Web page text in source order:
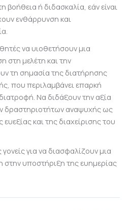
ή διδασκαλία, εάν είναι
ενθάρρυνση και
να υιοθετήσουν μια
στη μελέτη και την
τη σημασία της διατήρησης
που περιλαμβάνει επαρκή
Να διδάξουν την αξία
δραστηριοτήτων αναψυχής ως
και της διαχείρισης του
για να διασφαλίζουν μια
στην υποστήριξη της ευημερίας